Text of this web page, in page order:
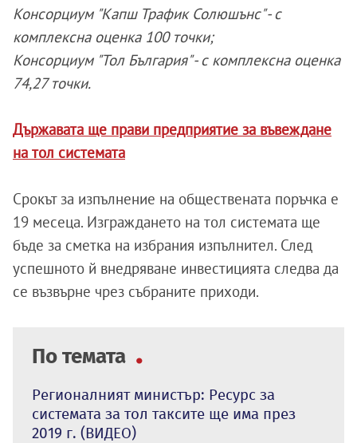
Консорциум "Капш Трафик Солюшънс" - с
комплексна оценка 100 точки;
Консорциум "Тол България" - с комплексна оценка
74,27 точки.
Държавата ще прави предприятие за въвеждане
на тол системата
Срокът за изпълнение на обществената поръчка е
19 месеца. Изграждането на тол системата ще
бъде за сметка на избрания изпълнител. След
успешното й внедряване инвестицията следва да
се възвърне чрез събраните приходи.
По темата
Регионалният министър: Ресурс за
системата за тол таксите ще има през
2019 г. (ВИДЕО)